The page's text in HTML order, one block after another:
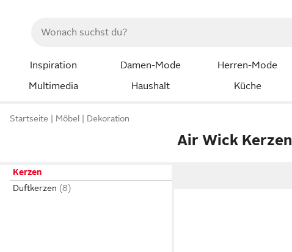
Inspiration Damen-Mode Herren-Mode
Multimedia
Haushalt Küche
Startseite Möbel Dekoration
Air Wick Kerzen
Kerzen
Duftkerzen